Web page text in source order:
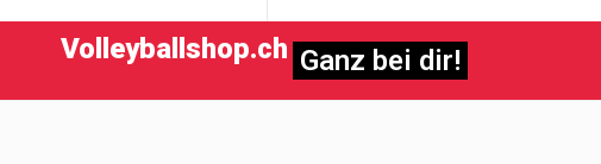
Volleyballshop.ch Ganz bei dir!